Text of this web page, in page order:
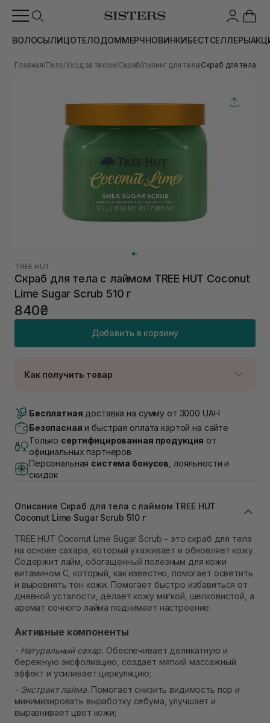
ВОЛОСЫЛИЦОТЕЛОДОММЕРЧНОВИНКИБЕСТСЕЛЛЕРЫ
Главная Тело Уход за телом Скраб/пилинг для тела Cкраб для тела с
TREE HUT
Cкраб для тела с лаймом TREE HUT Coconut
Lime Sugar Scrub 510 г
840₴
Добавить в корзину
Как получить товар
В наличии
Самовывоз г. Луцк, Винниченка 4
Самовывоз г. Львов, ул. Академика Подстригача,
1В (Duck's Lake)
Самовывоз г. Львов ул. Степана Бандеры 43
В наличии
Самовывоз Ровно
Самовывоз г. Ровно, ул. Кулика и Гудачека 23 (ТЦ
Экватор)
В наличии
Бесплатная доставка на сумму от 3000 UAH
Безопасная и быстрая оплата картой на сайте
Только сертифицированная продукция от
официальных партнеров
Персональная система бонусов , лояльности и
скидок
Описание Cкраб для тела с лаймом TREE HUT
Coconut Lime Sugar Scrub 510 г
TREE HUT Coconut Lime Sugar Scrub – это скраб для тела
на основе сахара, который ухаживает и обновляет кожу.
Содержит лайм, обогащенный полезным для кожи
витамином С, который, как известно, помогает осветить
и выровнять тон кожи. Помогает быстро избавиться от
дневной усталости, делает кожу мягкой, шелковистой, а
аромат сочного лайма поднимает настроение.
Активные компоненты
- Натуральный сахар. Обеспечивает деликатную и
бережную эксфолиацию, создает мягкий массажный
эффект и усиливает циркуляцию;
- Экстракт лайма. Помогает снизить видимость пор и
минимизировать выработку себума, улучшает и
выравнивает цвет кожи;